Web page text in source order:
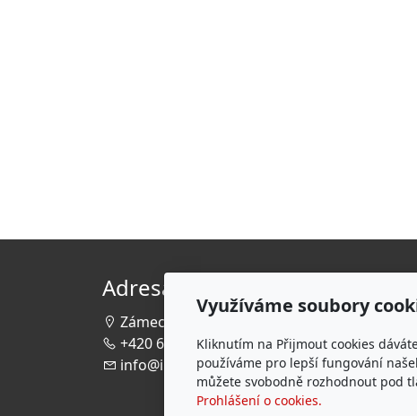
Adresa
Zámecká 1112/9, 405 02 Děčín
+420 604 600 645, 412 518 835
info@iposudek.cz
Využíváme soubory
Kliknutím na Přijmout cookies
používáme pro lepší fungování
můžete svobodně rozhodnout pod
Prohlášení o cookies.